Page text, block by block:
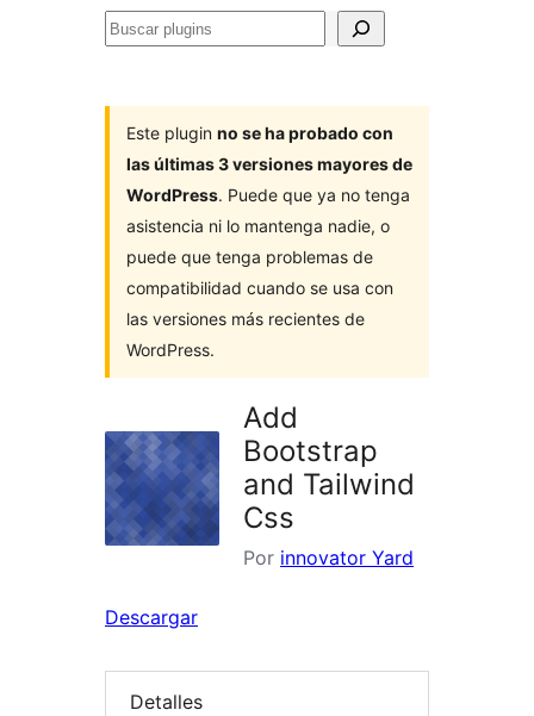
Buscar
Este plugin no se ha probado con
las últimas 3 versiones mayores de
WordPress. Puede que ya no tenga
asistencia ni lo mantenga nadie, o
puede que tenga problemas de
compatibilidad cuando se usa con
las versiones más recientes de
WordPress.
Add
Bootstrap
and Tailwind
Css
Por innovator Yard
Descargar
Detalles